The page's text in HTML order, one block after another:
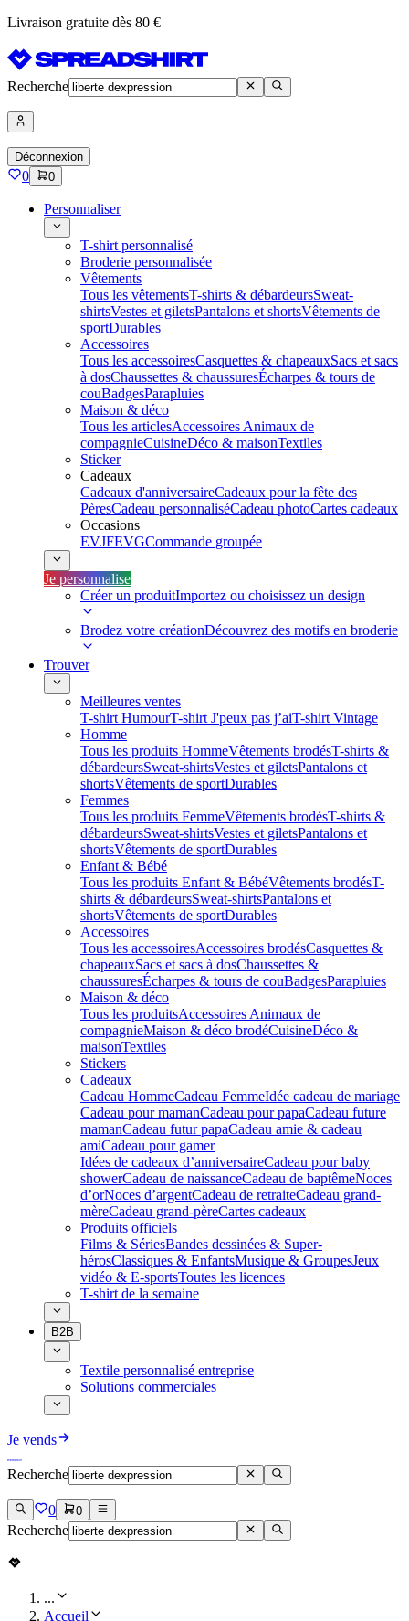
Livraison gratuite dès 80 €
Recherche
Déconnexion
0 0
Personnaliser
T-shirt personnalisé
Broderie personnalisée
Vêtements
Tous les vêtementsT-shirts & débardeursSweat-
shirtsVestes et giletsPantalons et shortsVêtements de
sportDurables
Accessoires
Tous les accessoiresCasquettes & chapeauxSacs et sacs
à dosChaussettes & chaussuresÉcharpes & tours de
couBadgesParapluies
Maison & déco
Tous les articlesAccessoires Animaux de
compagnieCuisineDéco & maisonTextiles
Sticker
Cadeaux
Cadeaux d'anniversaireCadeaux pour la fête des
PèresCadeau personnaliséCadeau photoCartes cadeaux
Occasions
EVJFEVGCommande groupée
Je personnalise
Créer un produitImportez ou choisissez un design
Brodez votre créationDécouvrez des motifs en broderie
Trouver
Meilleures ventes
T-shirt HumourT-shirt J'peux pas j’aiT-shirt Vintage
Homme
Tous les produits HommeVêtements brodésT-shirts &
débardeursSweat-shirtsVestes et giletsPantalons et
shortsVêtements de sportDurables
Femmes
Tous les produits FemmeVêtements brodésT-shirts &
débardeursSweat-shirtsVestes et giletsPantalons et
shortsVêtements de sportDurables
Enfant & Bébé
Tous les produits Enfant & BébéVêtements brodésT-
shirts & débardeursSweat-shirtsPantalons et
shortsVêtements de sportDurables
Accessoires
Tous les accessoiresAccessoires brodésCasquettes &
chapeauxSacs et sacs à dosChaussettes &
chaussuresÉcharpes & tours de couBadgesParapluies
Maison & déco
Tous les produitsAccessoires Animaux de
compagnieMaison & déco brodéCuisineDéco &
maisonTextiles
Stickers
Cadeaux
Cadeau HommeCadeau FemmeIdée cadeau de mariage​
Cadeau pour mamanCadeau pour papaCadeau future
mamanCadeau futur papaCadeau amie & cadeau
amiCadeau pour gamer
Idées de cadeaux d’anniversaireCadeau pour baby
showerCadeau de naissanceCadeau de baptêmeNoces
d’orNoces d’argentCadeau de retraiteCadeau grand-
mèreCadeau grand-pèreCartes cadeaux
Produits officiels
Films & SériesBandes dessinées & Super-
hérosClassiques & EnfantsMusique & GroupesJeux
vidéo & E-sportsToutes les licences
T-shirt de la semaine
B2B
Textile personnalisé entreprise
Solutions commerciales
Je vends
Recherche
0 0
Recherche
...
Accueil